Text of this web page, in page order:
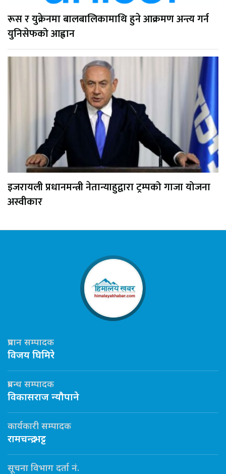
रूस र युक्रेनमा बालबालिकामाथि हुने आक्रमण अन्त्य गर्न
युनिसेफको आह्वान
इजरायली प्रधानमन्त्री नेतान्याहुद्वारा ट्रम्पको गाजा योजना
अस्वीकार
प्रधान सम्पादक
विजय घिमिरे
प्रबन्ध सम्पादक
विकासराज न्यौपाने
कार्यकारी सम्पादक
रामचन्द्र भट्ट
सूचना विभाग दर्ता नं.